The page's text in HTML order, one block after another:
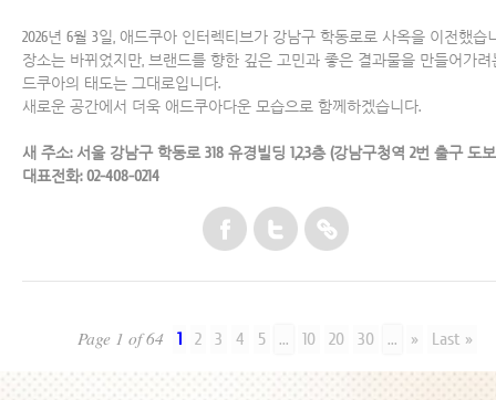
2026년 6월 3일, 애드쿠아 인터렉티브가 강남구 학동로로 사옥을 이전했습
장소는 바뀌었지만, 브랜드를 향한 깊은 고민과 좋은 결과물을 만들어가려
드쿠아의 태도는 그대로입니다.
새로운 공간에서 더욱 애드쿠아다운 모습으로 함께하겠습니다.
새 주소: 서울 강남구 학동로 318 유경빌딩 1,2,3층 (강남구청역 2번 출구 도
대표전화: 02-408-0214
Page 1 of 64 1 2 3 4 5 ... 10 20 30 ... » Last »